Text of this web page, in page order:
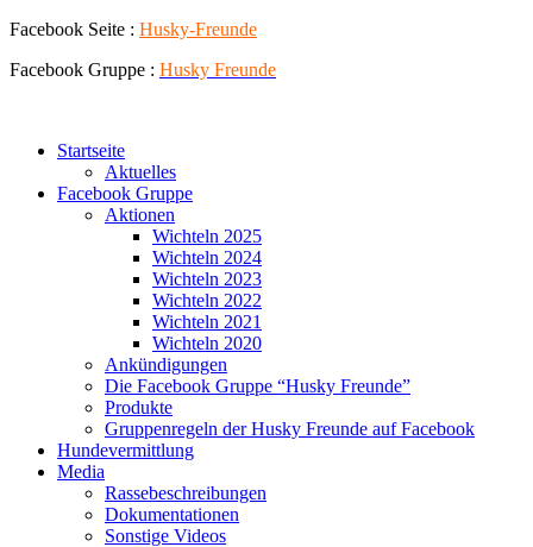
Zum
springen
Facebook Seite : Husky-Freunde
Facebook Gruppe : Husky Freunde
Startseite
Aktuelles
Facebook Gruppe
Aktionen
Wichteln 2025
Wichteln 2024
Wichteln 2023
Wichteln 2022
Wichteln 2021
Wichteln 2020
Ankündigungen
Die Facebook Gruppe “Husky Freunde”
Produkte
Gruppenregeln der Husky Freunde auf Facebook
Hundevermittlung
Media
Rassebeschreibungen
Dokumentationen
Sonstige Videos